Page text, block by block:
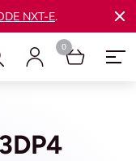
NXT-E.